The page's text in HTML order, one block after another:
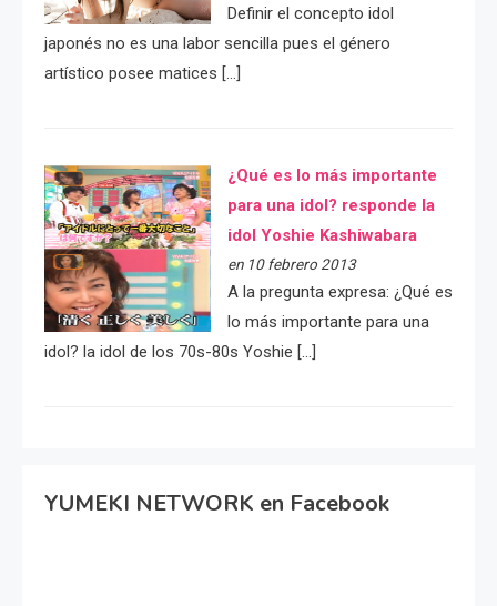
Definir el concepto idol
japonés no es una labor sencilla pues el género
artístico posee matices […]
¿Qué es lo más importante
para una idol? responde la
idol Yoshie Kashiwabara
en 10 febrero 2013
A la pregunta expresa: ¿Qué es
lo más importante para una
idol? la idol de los 70s-80s Yoshie […]
YUMEKI NETWORK en Facebook